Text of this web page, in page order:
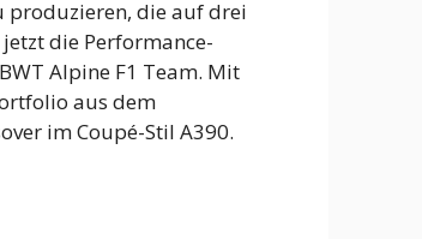
produzieren, die auf drei
die Performance-
Alpine F1 Team. Mit
aus dem
im Coupé-Stil A390.